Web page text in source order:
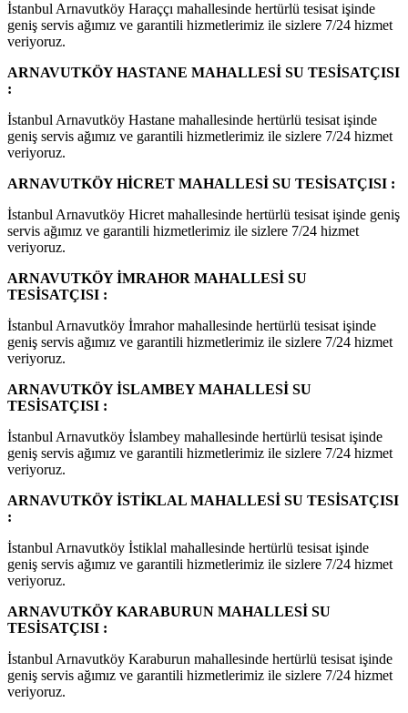
İstanbul Arnavutköy Haraççı mahallesinde hertürlü tesisat işinde
geniş servis ağımız ve garantili hizmetlerimiz ile sizlere 7/24 hizmet
veriyoruz.
ARNAVUTKÖY HASTANE MAHALLESİ SU TESİSATÇISI
:
İstanbul Arnavutköy Hastane mahallesinde hertürlü tesisat işinde
geniş servis ağımız ve garantili hizmetlerimiz ile sizlere 7/24 hizmet
veriyoruz.
ARNAVUTKÖY HİCRET MAHALLESİ SU TESİSATÇISI :
İstanbul Arnavutköy Hicret mahallesinde hertürlü tesisat işinde geniş
servis ağımız ve garantili hizmetlerimiz ile sizlere 7/24 hizmet
veriyoruz.
ARNAVUTKÖY İMRAHOR MAHALLESİ SU
TESİSATÇISI :
İstanbul Arnavutköy İmrahor mahallesinde hertürlü tesisat işinde
geniş servis ağımız ve garantili hizmetlerimiz ile sizlere 7/24 hizmet
veriyoruz.
ARNAVUTKÖY İSLAMBEY MAHALLESİ SU
TESİSATÇISI :
İstanbul Arnavutköy İslambey mahallesinde hertürlü tesisat işinde
geniş servis ağımız ve garantili hizmetlerimiz ile sizlere 7/24 hizmet
veriyoruz.
ARNAVUTKÖY İSTİKLAL MAHALLESİ SU TESİSATÇISI
:
İstanbul Arnavutköy İstiklal mahallesinde hertürlü tesisat işinde
geniş servis ağımız ve garantili hizmetlerimiz ile sizlere 7/24 hizmet
veriyoruz.
ARNAVUTKÖY KARABURUN MAHALLESİ SU
TESİSATÇISI :
İstanbul Arnavutköy Karaburun mahallesinde hertürlü tesisat işinde
geniş servis ağımız ve garantili hizmetlerimiz ile sizlere 7/24 hizmet
veriyoruz.